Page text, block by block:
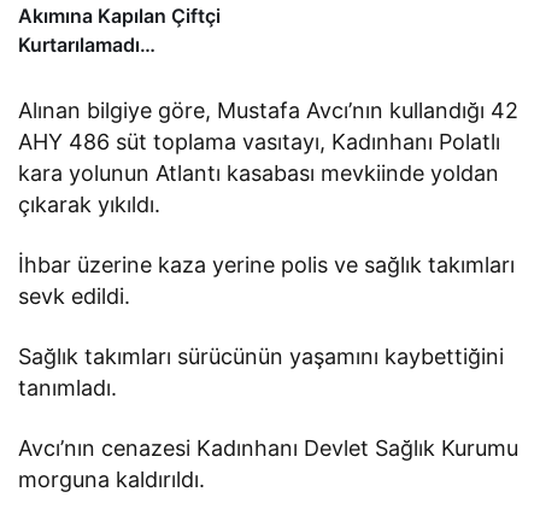
Akımına Kapılan Çiftçi
Kurtarılamadı…
Alınan bilgiye göre, Mustafa Avcı’nın kullandığı 42
AHY 486 süt toplama vasıtayı, Kadınhanı Polatlı
kara yolunun Atlantı kasabası mevkiinde yoldan
çıkarak yıkıldı.
İhbar üzerine kaza yerine polis ve sağlık takımları
sevk edildi.
Sağlık takımları sürücünün yaşamını kaybettiğini
tanımladı.
Avcı’nın cenazesi Kadınhanı Devlet Sağlık Kurumu
morguna kaldırıldı.